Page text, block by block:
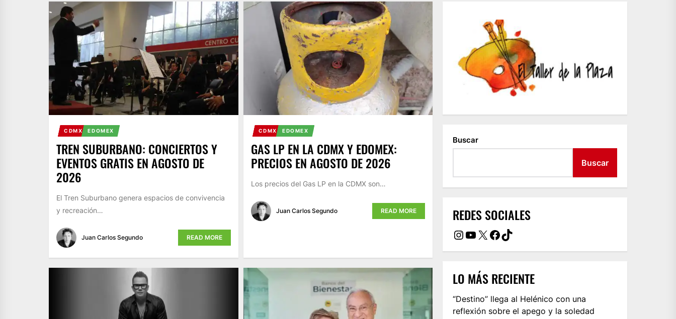
CDMX EDOMEX
TREN SUBURBANO: CONCIERTOS Y
EVENTOS GRATIS EN AGOSTO DE
2026
El Tren Suburbano genera espacios de convivencia
y recreación…
Juan Carlos Segundo READ MORE
CDMX EDOMEX
GAS LP EN LA CDMX Y EDOMEX:
PRECIOS EN AGOSTO DE 2026
Los precios del Gas LP en la CDMX son…
Juan Carlos Segundo READ MORE
Buscar
Buscar
REDES SOCIALES
Instagram
YouTube
X Facebook
TikTok
LO MÁS RECIENTE
“Destino” llega al Helénico con una
reflexión sobre el apego y la soledad